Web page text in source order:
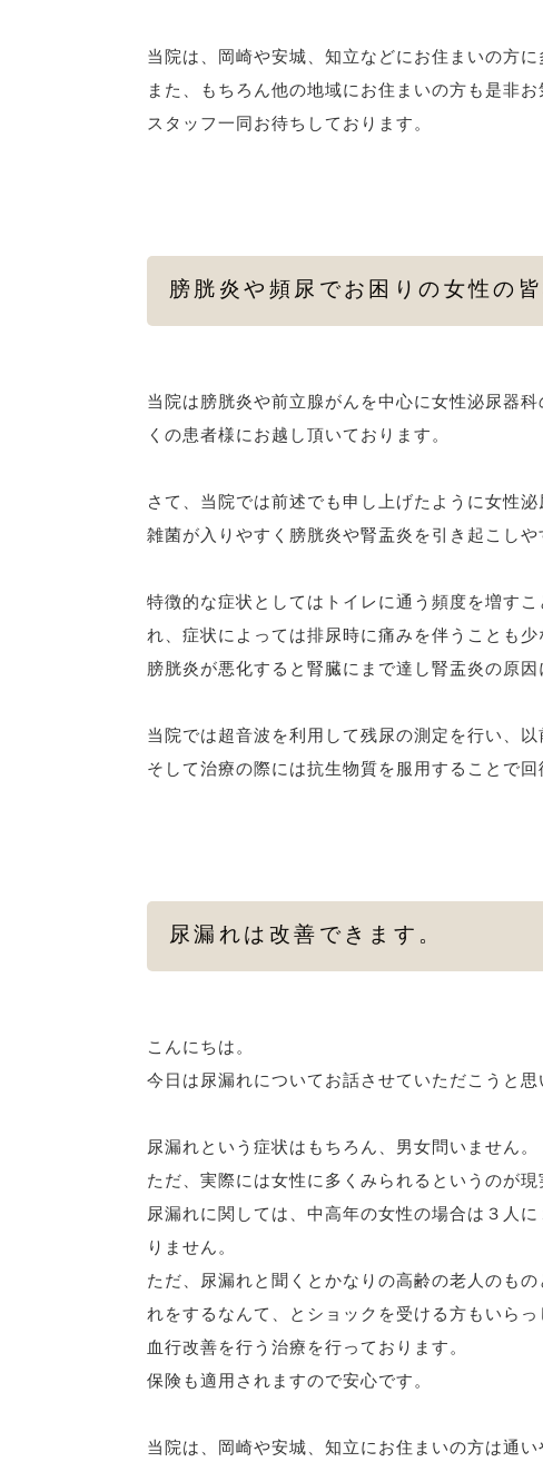
当院は、岡崎や安城、知立などにお住まいの方に
また、もちろん他の地域にお住まいの方も是非お
スタッフ一同お待ちしております。
膀胱炎や頻尿でお困りの女性の
当院は膀胱炎や前立腺がんを中心に女性泌尿器
くの患者様にお越し頂いております。
さて、当院では前述でも申し上げたように女性
雑菌が入りやすく膀胱炎や腎盂炎を引き起こしや
特徴的な症状としてはトイレに通う頻度を増す
れ、症状によっては排尿時に痛みを伴うことも少
膀胱炎が悪化すると腎臓にまで達し腎盂炎の原因
当院では超音波を利用して残尿の測定を行い、
そして治療の際には抗生物質を服用することで回
尿漏れは改善できます。
こんにちは。
今日は尿漏れについてお話させていただこうと思
尿漏れという症状はもちろん、男女問いません。
ただ、実際には女性に多くみられるというのが現
尿漏れに関しては、中高年の女性の場合は３人
りません。
ただ、尿漏れと聞くとかなりの高齢の老人のも
れをするなんて、とショックを受ける方もいら
血行改善を行う治療を行っております。
保険も適用されますので安心です。
当院は、岡崎や安城、知立にお住まいの方は通い